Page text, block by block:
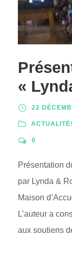
«
22
0
Présentation
par Lynda &
Maison
L’auteur a
aux soutiens